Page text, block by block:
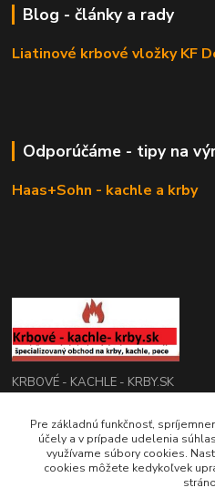
Blog - články a rady
Liatinové krbové vložky KF
Odporúčáme - tipy na
Haas+Sohn - kachle a krby
KRBOVÉ - KACHLE - KRBY.SK
0949 476 255
08:00 - 17.00
Pre základnú funkčnosť,
účely a v prípade udelenia
využívame súbory cookies.
cookies môžete kedykoľvek